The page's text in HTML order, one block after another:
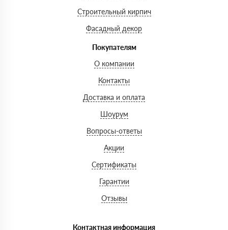
Строительный кирпич
Фасадный декор
Покупателям
О компании
Контакты
Доставка и оплата
Шоурум
Вопросы-ответы
Акции
Сертификаты
Гарантии
Отзывы
Контактная информация